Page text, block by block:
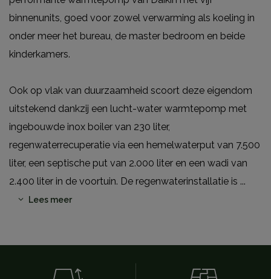
binnenunits, goed voor zowel verwarming als koeling in
onder meer het bureau, de master bedroom en beide
kinderkamers.
Ook op vlak van duurzaamheid scoort deze eigendom
uitstekend dankzij een lucht-water warmtepomp met
ingebouwde inox boiler van 230 liter,
regenwaterrecuperatie via een hemelwaterput van 7.500
liter, een septische put van 2.000 liter en een wadi van
2.400 liter in de voortuin. De regenwaterinstallatie is ...
Lees meer